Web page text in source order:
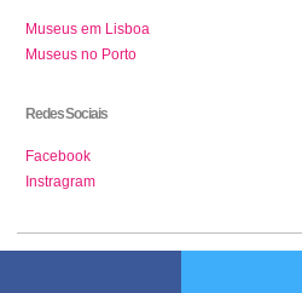
Museus em Lisboa
Museus no Porto
Redes Sociais
Facebook
Instragram